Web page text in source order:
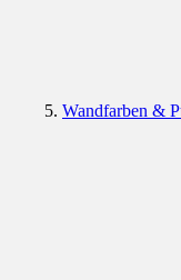
Wandfarben &